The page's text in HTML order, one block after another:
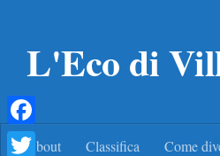
L'Eco di
About Classifica Come
Facebook